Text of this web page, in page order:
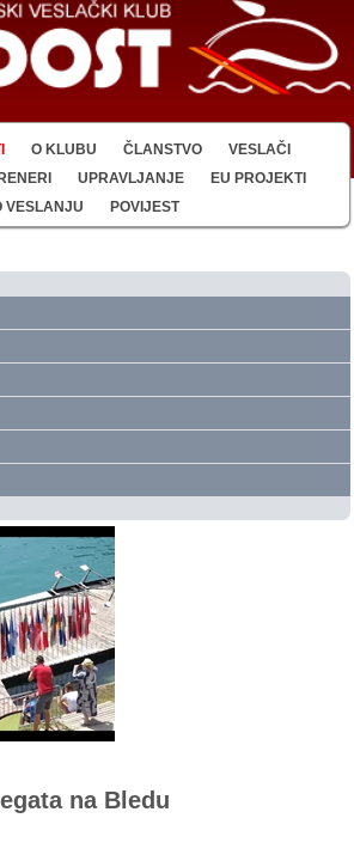
O KLUBU ČLANSTVO
VESLAČI
UPRAVLJANJE
EU PROJEKTI
VESLANJU
POVIJEST
na Bledu